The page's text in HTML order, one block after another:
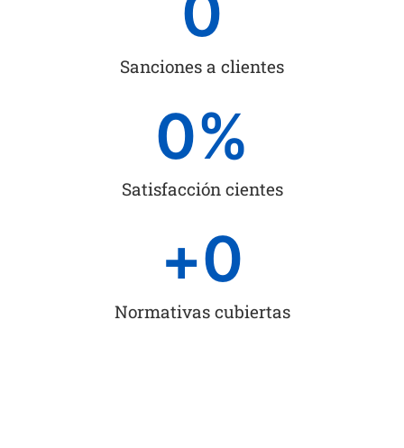
Sanciones a clientes
Satisfacción cientes
0%
Normativas cubiertas
+0